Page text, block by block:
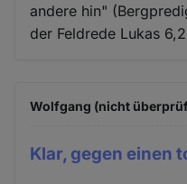
andere hin"
der Feldrede Lukas
Wolfgang (nicht
Klar, gegen einen